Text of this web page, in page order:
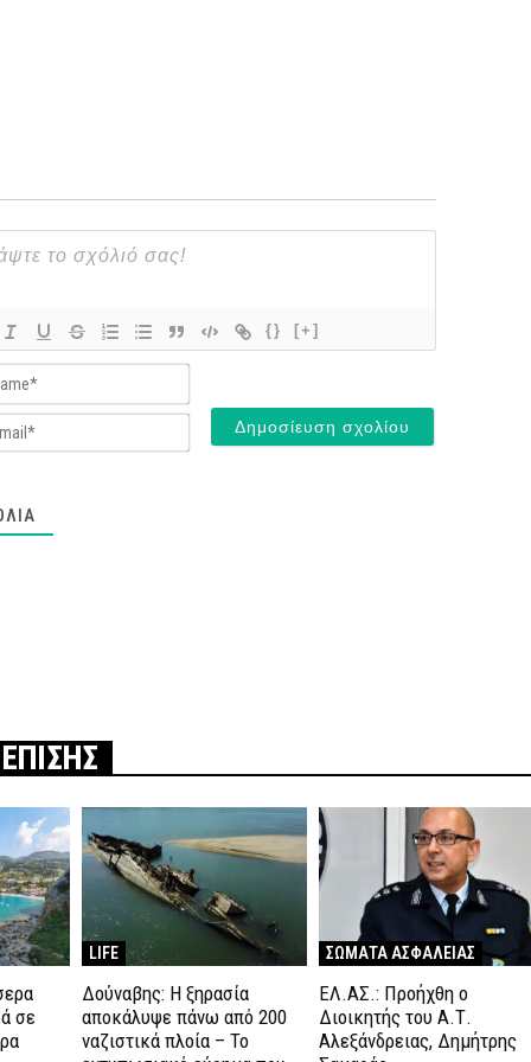
{} [+]
Name*
Email*
σε
LIFE
Δούναβης: Η ξηρασία
αποκάλυψε πάνω από 200
ναζιστικά πλοία – Το
ΣΩΜΑΤΑ ΑΣΦΑΛΕΙΑΣ
ΕΛ.ΑΣ.: Προήχθη ο
Διοικητής του Α.Τ.
Αλεξάνδρειας, Δημήτρης